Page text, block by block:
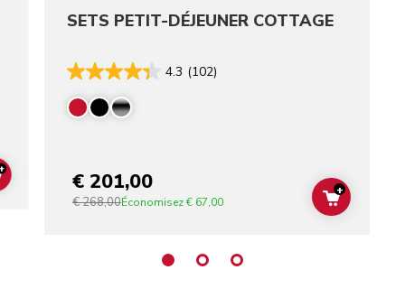
ADD TO CART
SETS PETIT-DÉJEUNER COTTAGE
4.3 (102)
€ 201,00
€ 268,00Économisez€ 67,00 ADD TO
+